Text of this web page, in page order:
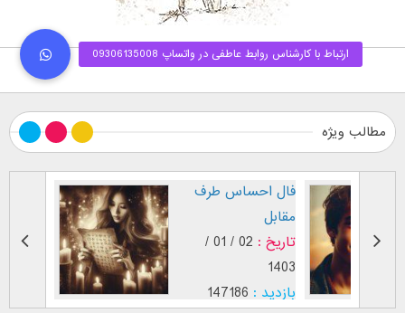
مطالب ویژه
فال احساس طرف
تاریخ :
02 / 01 /
بازدید :
147186